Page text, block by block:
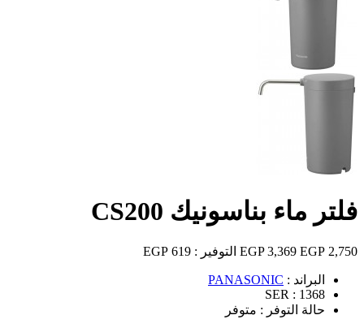
فلتر ماء بناسونيك CS200
2,750 EGP
3,369 EGP التوفير : 619 EGP
البراند : PANASONIC
SER : 1368
حالة التوفر : متوفر